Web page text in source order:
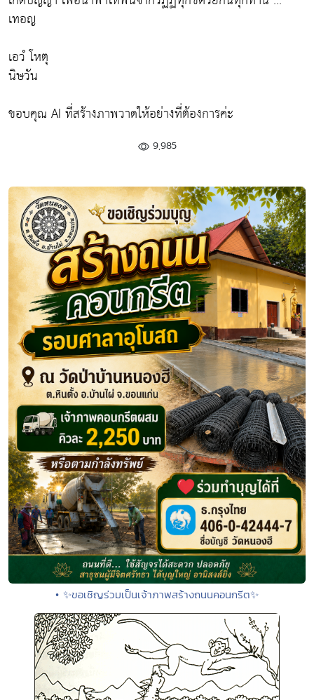
เทอญ
เอวํ โหตุ
นิษวัน
ขอบคุณ AI ที่สร้างภาพวาดให้อย่างที่ต้องการค่ะ
9,985
• ✨ขอเชิญร่วมเป็นเจ้าภาพสร้างถนนคอนกรีต✨